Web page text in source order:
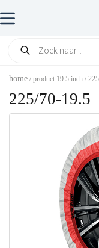
home / product 19.5 inch /
225/70-19.5